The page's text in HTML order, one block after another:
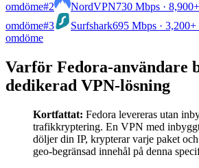
omdöme#2 NordVPN730 Mbps ·
omdöme#3 Surfshark695 Mbps · 3,200+
omdöme
Varför Fedora-användare
dedikerad VPN-lösning
Kortfattat: Fedora levereras utan
trafikkryptering. En VPN med
döljer din IP, krypterar varje paket
geo-begränsad innehål på denna